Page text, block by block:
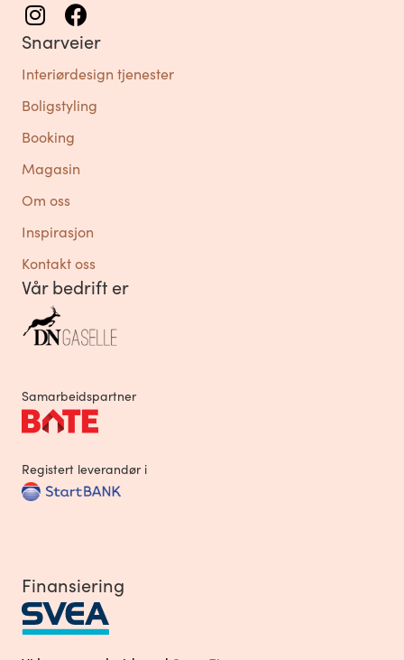
Snarveier
Interiørdesign tjenester
Boligstyling
Booking
Magasin
Om oss
Inspirasjon
Kontakt oss
Vår bedrift er
Samarbeidspartner
Registert leverandør i
Finansiering